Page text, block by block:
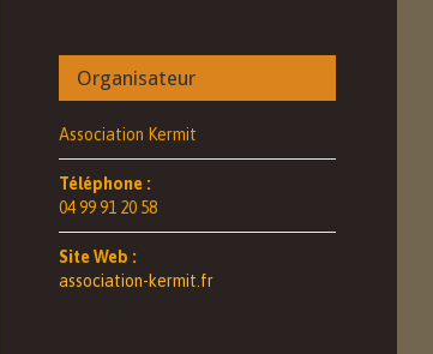
Organisateur
Association Kermit
Téléphone :
04 99 91 20 58
Site Web :
association-kermit.fr